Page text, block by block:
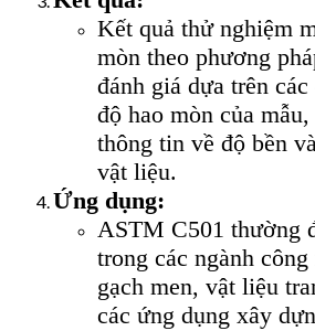
Kết quả thử nghiệm
mòn theo phương
đánh giá dựa trên
độ hao mòn của
thông tin về độ bền
vật liệu.
Ứng dụng:
ASTM C501 thường
trong các ngành
gạch men, vật liệu
các ứng dụng xây